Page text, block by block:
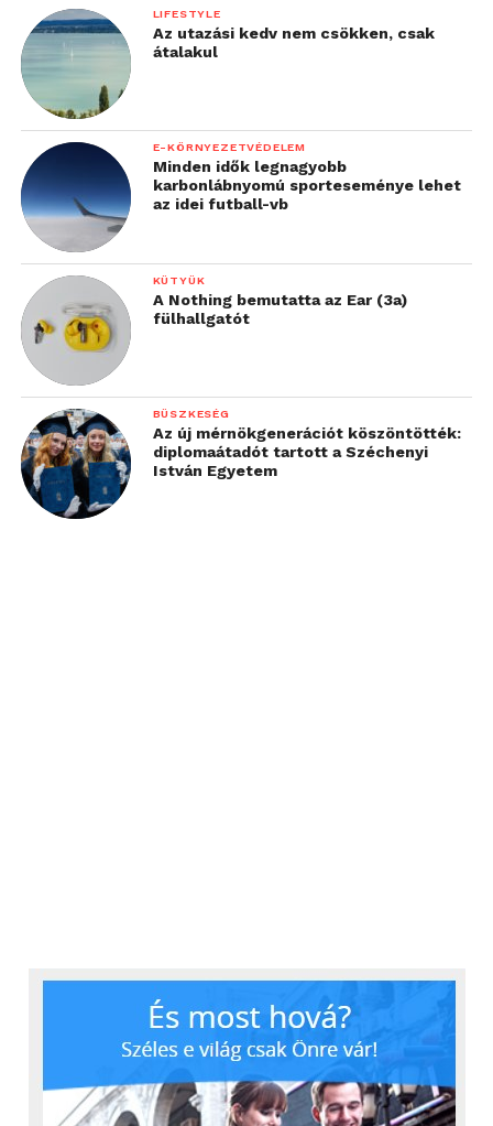
LIFESTYLE
Az utazási kedv nem csökken, csak
átalakul
E-KÖRNYEZETVÉDELEM
Minden idők legnagyobb
karbonlábnyomú sporteseménye lehet
az idei futball-vb
KÜTYÜK
A Nothing bemutatta az Ear (3a)
fülhallgatót
BÜSZKESÉG
Az új mérnökgenerációt köszöntötték:
diplomaátadót tartott a Széchenyi
István Egyetem